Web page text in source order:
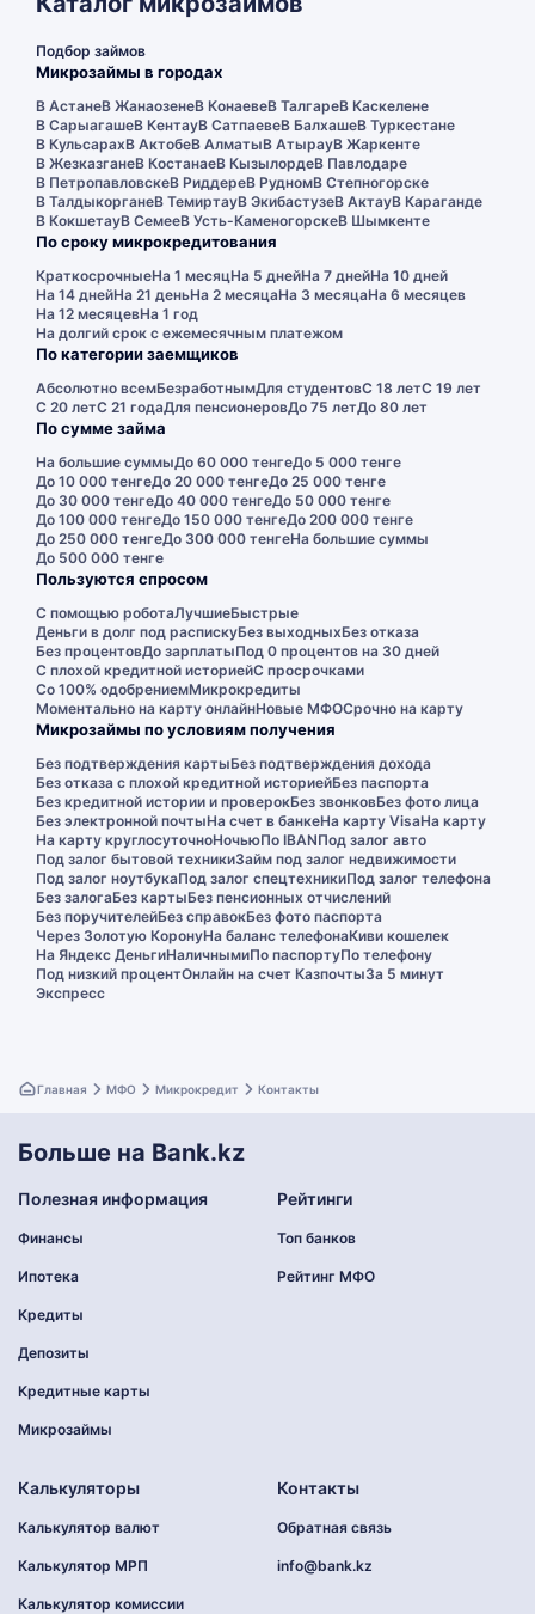
Подбор займов
Микрозаймы в городах
В АстанеВ ЖанаозенеВ КонаевеВ ТалгареВ Каскелене
В СарыагашеВ КентауВ СатпаевеВ БалхашеВ Туркестане
В КульсарахВ АктобеВ АлматыВ АтырауВ Жаркенте
В ЖезказганеВ КостанаеВ КызылордеВ Павлодаре
В ПетропавловскеВ РиддереВ РудномВ Степногорске
В ТалдыкорганеВ ТемиртауВ ЭкибастузеВ АктауВ Караганде
В КокшетауВ СемееВ Усть-КаменогорскеВ Шымкенте
По сроку микрокредитования
КраткосрочныеНа 1 месяцНа 5 днейНа 7 днейНа 10 дней
На 14 днейНа 21 деньНа 2 месяцаНа 3 месяцаНа 6 месяцев
На 12 месяцевНа 1 год
На долгий срок с ежемесячным платежом
По категории заемщиков
Абсолютно всемБезработнымДля студентовС 18 летС 19 лет
С 20 летС 21 годаДля пенсионеровДо 75 летДо 80 лет
По сумме займа
На большие суммыДо 60 000 тенгеДо 5 000 тенге
До 10 000 тенгеДо 20 000 тенгеДо 25 000 тенге
До 30 000 тенгеДо 40 000 тенгеДо 50 000 тенге
До 100 000 тенгеДо 150 000 тенгеДо 200 000 тенге
До 250 000 тенгеДо 300 000 тенгеНа большие суммы
До 500 000 тенге
Пользуются спросом
С помощью роботаЛучшиеБыстрые
Деньги в долг под распискуБез выходныхБез отказа
Без процентовДо зарплатыПод 0 процентов на 30 дней
С плохой кредитной историейС просрочками
Со 100% одобрениемМикрокредиты
Моментально на карту онлайнНовые МФОСрочно на карту
Микрозаймы по условиям получения
Без подтверждения картыБез подтверждения дохода
Без отказа с плохой кредитной историейБез паспорта
Без кредитной истории и проверокБез звонковБез фото лица
Без электронной почтыНа счет в банкеНа карту VisaНа карту
На карту круглосуточноНочьюПо IBANПод залог авто
Под залог бытовой техникиЗайм под залог недвижимости
Под залог ноутбукаПод залог спецтехникиПод залог телефона
Без залогаБез картыБез пенсионных отчислений
Без поручителейБез справокБез фото паспорта
Через Золотую КоронуНа баланс телефонаКиви кошелек
На Яндекс ДеньгиНаличнымиПо паспортуПо телефону
Под низкий процентОнлайн на счет КазпочтыЗа 5 минут
Экспресс
Главная МФО Микрокредит Контакты
Больше на Bank.kz
Полезная информация
Финансы
Ипотека
Кредиты
Депозиты
Кредитные карты
Микрозаймы
Рейтинги
Топ банков
Рейтинг МФО
Калькуляторы
Калькулятор валют
Калькулятор МРП
Калькулятор комиссии
Контакты
Обратная связь
info@bank.kz